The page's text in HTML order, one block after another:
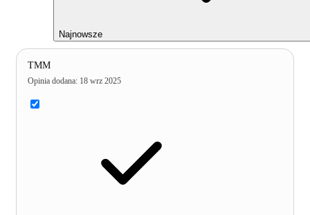
Najnowsze
TMM
Opinia dodana: 18 wrz 2025